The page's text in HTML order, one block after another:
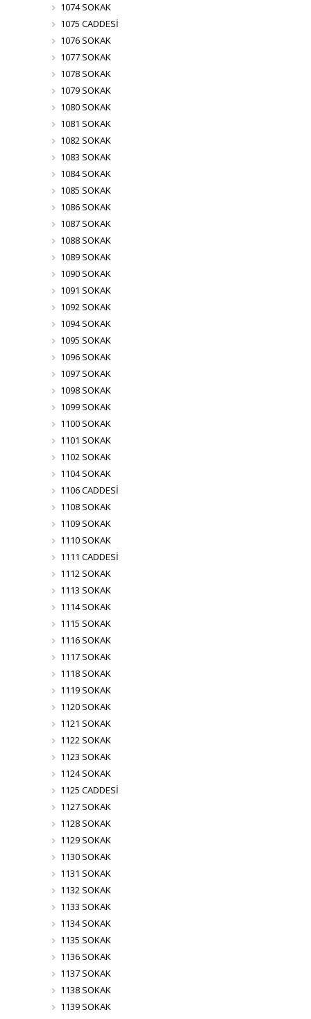
1074 SOKAK
1075 CADDESİ
1076 SOKAK
1077 SOKAK
1078 SOKAK
1079 SOKAK
1080 SOKAK
1081 SOKAK
1082 SOKAK
1083 SOKAK
1084 SOKAK
1085 SOKAK
1086 SOKAK
1087 SOKAK
1088 SOKAK
1089 SOKAK
1090 SOKAK
1091 SOKAK
1092 SOKAK
1094 SOKAK
1095 SOKAK
1096 SOKAK
1097 SOKAK
1098 SOKAK
1099 SOKAK
1100 SOKAK
1101 SOKAK
1102 SOKAK
1104 SOKAK
1106 CADDESİ
1108 SOKAK
1109 SOKAK
1110 SOKAK
1111 CADDESİ
1112 SOKAK
1113 SOKAK
1114 SOKAK
1115 SOKAK
1116 SOKAK
1117 SOKAK
1118 SOKAK
1119 SOKAK
1120 SOKAK
1121 SOKAK
1122 SOKAK
1123 SOKAK
1124 SOKAK
1125 CADDESİ
1127 SOKAK
1128 SOKAK
1129 SOKAK
1130 SOKAK
1131 SOKAK
1132 SOKAK
1133 SOKAK
1134 SOKAK
1135 SOKAK
1136 SOKAK
1137 SOKAK
1138 SOKAK
1139 SOKAK